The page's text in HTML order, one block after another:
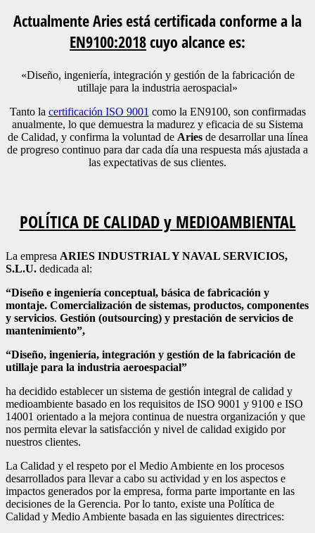
Actualmente Aries está certificada conforme a la
EN9100:2018cuyo alcance es:
«Diseño, ingeniería, integración y gestión de la fabricación de
utillaje para la industria aerospacial»
Tanto la certificación ISO 9001 como la EN9100, son confirmadas
anualmente, lo que demuestra la madurez y eficacia de su Sistema
de Calidad, y confirma la voluntad de Ariesde desarrollar una línea
de progreso continuo para dar cada día una respuesta más ajustada a
las expectativas de sus clientes.
POLÍTICA DE CALIDAD y MEDIOAMBIENTAL
La empresa ARIES INDUSTRIAL Y NAVAL SERVICIOS,
S.L.U. dedicada al:
“Diseño e ingeniería conceptual, básica de fabricación y
montaje. Comercialización de sistemas, productos, componentes
y servicios. Gestión (outsourcing) y prestación de servicios de
mantenimiento”,
“Diseño, ingeniería, integración y gestión de la fabricación de
utillaje para la industria aeroespacial”
ha decidido establecer un sistema de gestión integral de calidad y
medioambiente basado en los requisitos de ISO 9001 y 9100 e ISO
14001 orientado a la mejora continua de nuestra organización y que
nos permita elevar la satisfacción y nivel de calidad exigido por
nuestros clientes.
La Calidad y el respeto por el Medio Ambiente en los procesos
desarrollados para llevar a cabo su actividad y en los aspectos e
impactos generados por la empresa, forma parte importante en las
decisiones de la Gerencia. Por lo tanto, existe una Política de
Calidad y Medio Ambiente basada en las siguientes directrices: